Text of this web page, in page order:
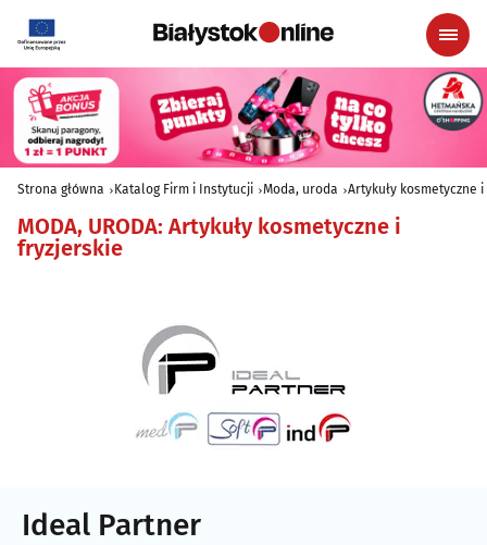
Strona główna Katalog Firm i Instytucji Moda, uroda Artykuły kosmetyczne
MODA, URODA: Artykuły kosmetyczne i
fryzjerskie
Ideal Partner